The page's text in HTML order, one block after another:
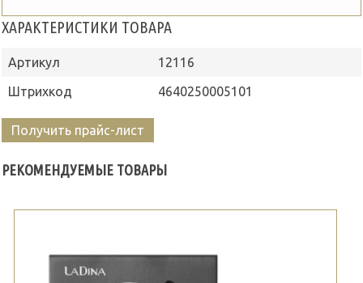
ХАРАКТЕРИСТИКИ ТОВАРА
Артикул
12116
Штрихкод
4640250005101
Получить прайс-лист
РЕКОМЕНДУЕМЫЕ ТОВАРЫ